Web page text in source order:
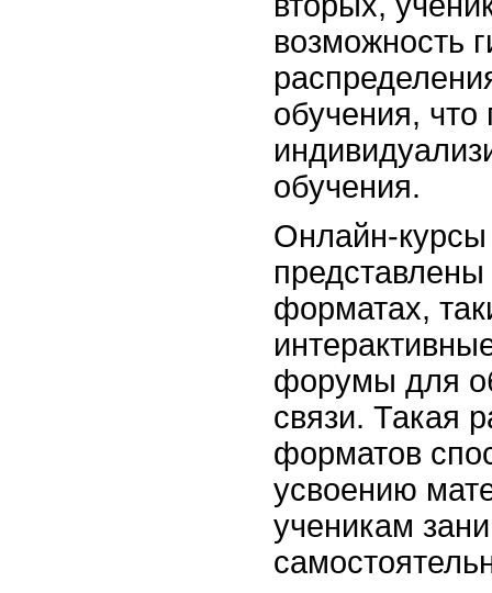
возможность
обучения, что
обучения.
Онлайн-курсы
форматах,
форумы для
связи. Такая
форматов
усвоению
ученикам